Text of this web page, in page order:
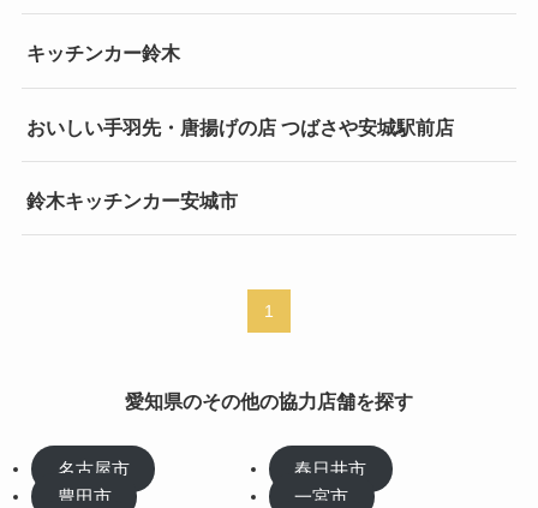
キッチンカー鈴木
おいしい手羽先・唐揚げの店 つばさや安城駅前店
鈴木キッチンカー安城市
1
愛知県のその他の協力店舗を探す
名古屋市
春日井市
豊田市
一宮市